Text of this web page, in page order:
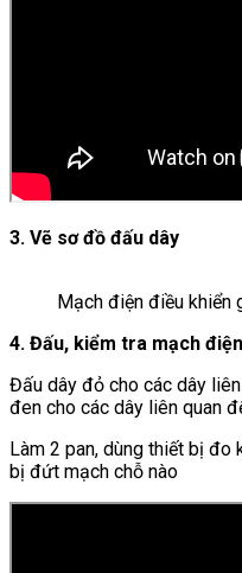
3. Vẽ sơ đồ đấu dây
Mạch điện điều
4. Đấu, kiểm tra mạch điện
Đấu dây đỏ cho các dây
đen cho các dây liên quan
Làm 2 pan, dùng thiết bị đo
bị đứt mạch chỗ nào